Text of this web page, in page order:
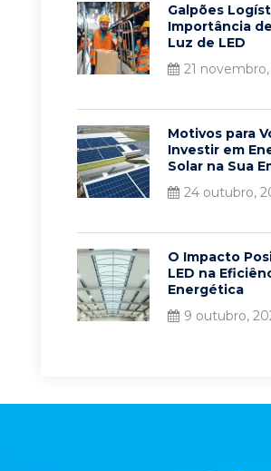
Galpões
Importância
Luz de LED
21
Motivos para
Investir em
Solar na Sua
24 outubro,
O Impacto
LED na
Energética
9 outubro,